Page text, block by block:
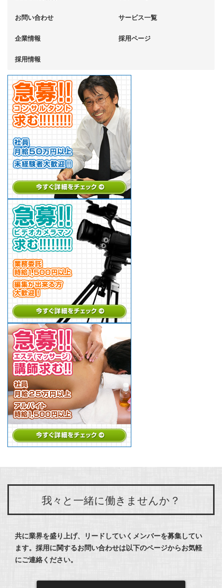
お問い合わせ サービス一覧
企業情報 採用ページ
採用情報
我々と一緒に働きませんか？
共に業界を盛り上げ、リードしていくメンバーを募集してい
ます。 採用に関するお問い合わせは以下のページからお気軽
にご連絡ください。